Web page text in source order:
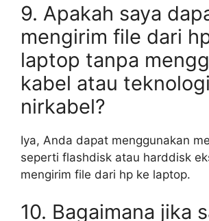
9. Apakah saya
mengirim file dari
laptop tanpa
kabel atau teknologi
nirkabel?
Iya, Anda dapat menggunakan
seperti flashdisk atau harddisk
mengirim file dari hp ke laptop.
10. Bagaimana jika